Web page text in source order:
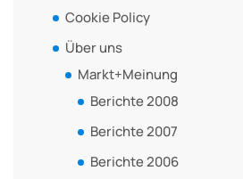
Cookie Policy
Über uns
Markt+Meinung
Berichte 2008
Berichte 2007
Berichte 2006